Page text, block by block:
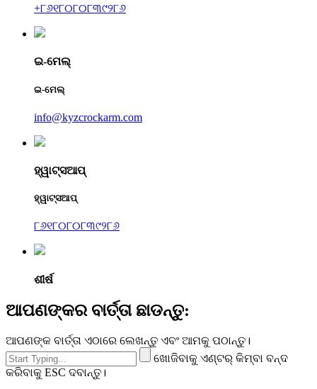
+୮୬୧୮୦୮୦୮୩୯୨୮୬
ଇ-ମେଲ୍
ଇ-ମେଲ୍
info@kyzcrockarm.com
ହ୍ୱାଟ୍ସଆପ୍
ହ୍ୱାଟ୍ସଆପ୍
୮୬୧୮୦୮୦୮୩୯୨୮୬
ଶୀର୍ଷ
ଆପଣଙ୍କର ବାର୍ତ୍ତା ଛାଡନ୍ତୁ:
ଆପଣଙ୍କ ବାର୍ତ୍ତା ଏଠାରେ ଲେଖନ୍ତୁ ଏବଂ ଆମକୁ ପଠାନ୍ତୁ।
ଖୋଜିବାକୁ ଏଣ୍ଟର୍ କିମ୍ବା ବନ୍ଦ
କରିବାକୁ ESC ଦବାନ୍ତୁ।